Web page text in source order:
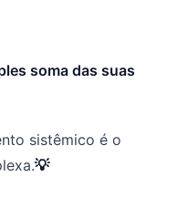
o Pensamento
soma das suas
sistêmico é o
💡